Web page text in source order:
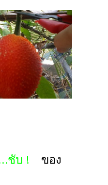
ชับ !
ของ